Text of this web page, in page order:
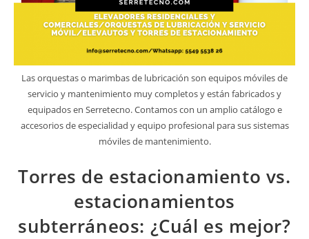
Las orquestas o marimbas de lubricación son equipos móviles de
servicio y mantenimiento muy completos y están fabricados y
equipados en Serretecno. Contamos con un amplio catálogo e
accesorios de especialidad y equipo profesional para sus sistemas
móviles de mantenimiento.
Torres de estacionamiento vs.
estacionamientos
subterráneos: ¿Cuál es mejor?